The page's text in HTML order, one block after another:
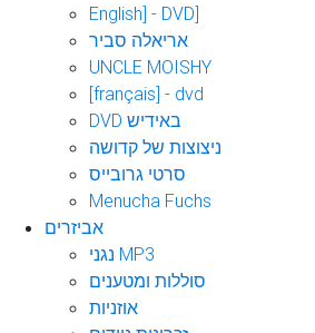
English] - DVD]
אריאלה סביר
UNCLE MOISHY
[français] - dvd
DVD באידיש
ניצוצות של קדושה
סרטי גרובייס
Menucha Fuchs
אביזרים
נגני MP3
סוללות ומטענים
אוזניות